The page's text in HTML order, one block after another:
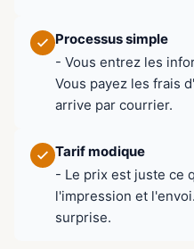
Processus simple
- Vous entrez les
Vous payez les frais
arrive par courrier.
Tarif modique
- Le prix est juste ce
l'impression et
surprise.